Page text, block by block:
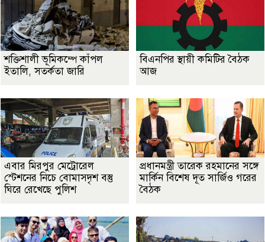
শক্তিশালী ভূমিকম্পে কাঁপল
ইতালি, সতর্কতা জারি
বিএনপির স্থায়ী কমিটির বৈঠক
আজ
এবার মিরপুর মেট্রোরেল
স্টেশনের নিচে বোমাসদৃশ বস্তু
ঘিরে রেখেছে পুলিশ
প্রধানমন্ত্রী তারেক রহমানের সঙ্গে
মার্কিন বিশেষ দূত সার্জিও গরের
বৈঠক